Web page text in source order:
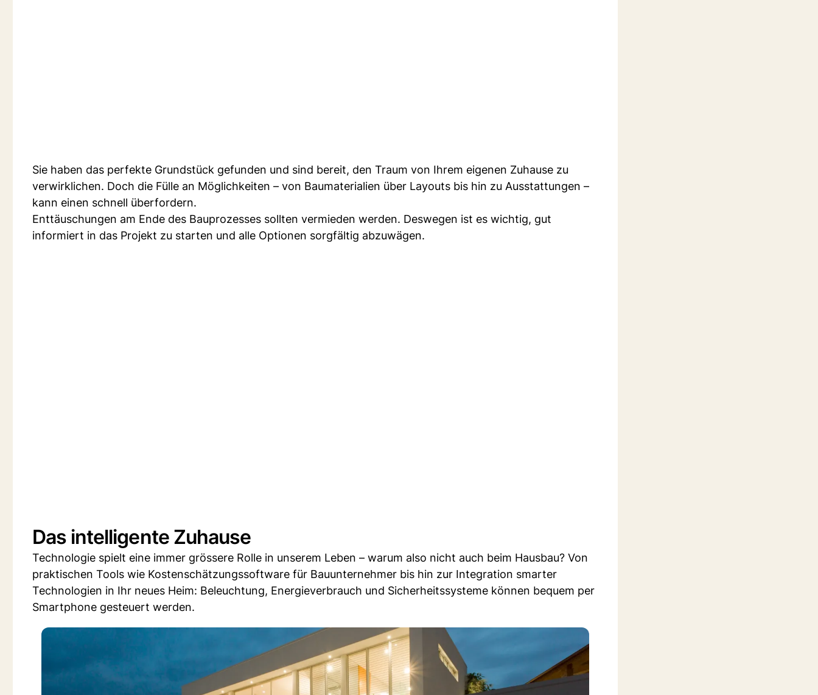
Sie haben das perfekte Grundstück gefunden und sind bereit, den Traum von Ihrem eigenen Zuhause zu
verwirklichen. Doch die Fülle an Möglichkeiten – von Baumaterialien über Layouts bis hin zu Ausstattungen –
kann einen schnell überfordern.
Enttäuschungen am Ende des Bauprozesses sollten vermieden werden. Deswegen ist es wichtig, gut
informiert in das Projekt zu starten und alle Optionen sorgfältig abzuwägen.
Das intelligente Zuhause
Technologie spielt eine immer grössere Rolle in unserem Leben – warum also nicht auch beim Hausbau? Von
praktischen Tools wie Kostenschätzungssoftware für Bauunternehmer bis hin zur Integration smarter
Technologien in Ihr neues Heim: Beleuchtung, Energieverbrauch und Sicherheitssysteme können bequem per
Smartphone gesteuert werden.